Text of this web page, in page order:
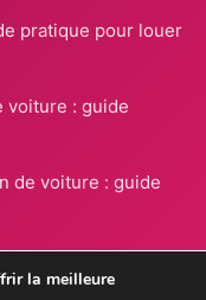
pratique pour louer
voiture : guide
de voiture : guide
la meilleure